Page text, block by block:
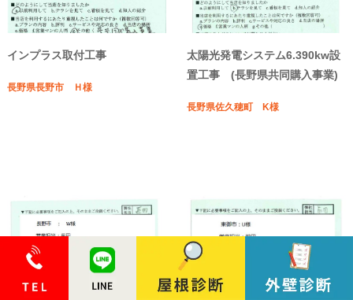
インプラス取付工事
長野県長野市 Ｈ様
太陽光発電システム6.390kw設
置工事 (長野県共同購入事業)
長野県佐久穂町 K様